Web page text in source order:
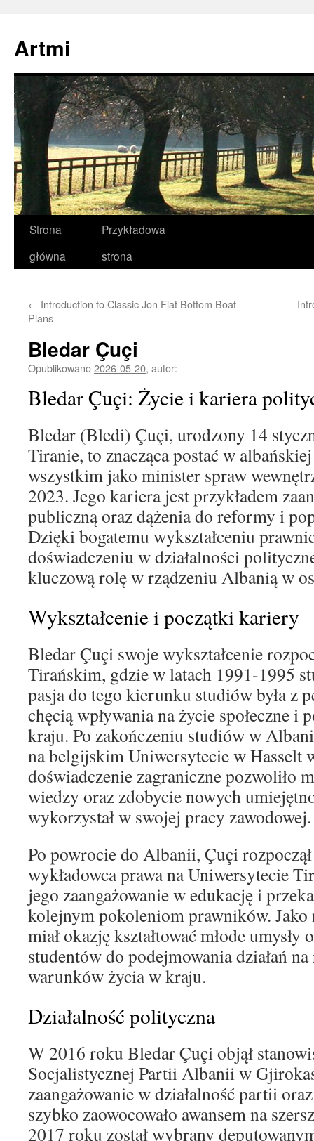
treści
Artmi
Strona
główna
Przykładowa
strona
← Introduction to Classic Jon Flat Bottom Boat
Plans
Bledar Çuçi
Opublikowano2026-05-20, autor:
Bledar Çuçi: Życie i kariera
Bledar (Bledi) Çuçi, urodzony 14
Tiranie, to znacząca postać w
wszystkim jako minister spraw
2023. Jego kariera jest przykładem
publiczną oraz dążenia do reformy i
Dzięki bogatemu wykształceniu
doświadczeniu w działalności
kluczową rolę w rządzeniu Albanią w
Wykształcenie i początki kariery
Bledar Çuçi swoje wykształcenie
Tirańskim, gdzie w latach 1991-1995
pasja do tego kierunku studiów była z
chęcią wpływania na życie społeczne i
kraju. Po zakończeniu studiów w
na belgijskim Uniwersytecie w Hasselt
doświadczenie zagraniczne pozwoliło
wiedzy oraz zdobycie nowych
wykorzystał w swojej pracy zawodowej.
Po powrocie do Albanii, Çuçi
wykładowca prawa na Uniwersytecie
jego zaangażowanie w edukację i
kolejnym pokoleniom prawników. Jako
miał okazję kształtować młode umysły
studentów do podejmowania działań
warunków życia w kraju.
Działalność polityczna
W 2016 roku Bledar Çuçi objął
Socjalistycznej Partii Albanii w
zaangażowanie w działalność partii
szybko zaowocowało awansem na
2017 roku został wybrany